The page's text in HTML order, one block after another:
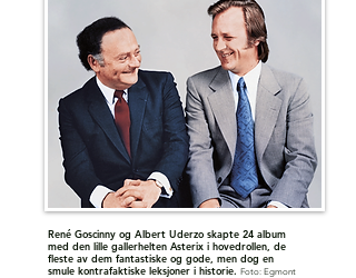
René Goscinny og Albert Uderzo skapte 24 album
med den lille gallerhelten Asterix i hovedrollen, de
fleste av dem fantastiske og gode, men dog en
smule kontrafaktiske leksjoner i historie. Foto: Egmont